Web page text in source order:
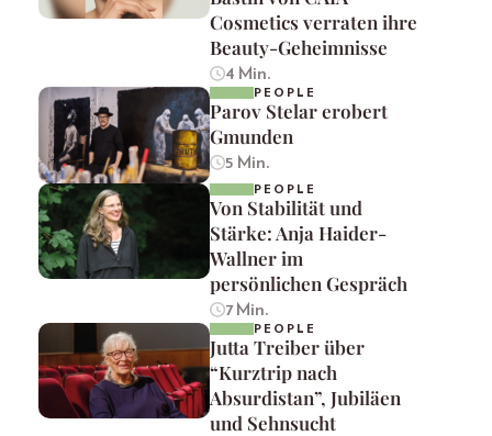
Cosmetics verraten ihre
Beauty-Geheimnisse
4 Min.
PEOPLE
Parov Stelar erobert
Gmunden
5 Min.
PEOPLE
Von Stabilität und
Stärke: Anja Haider-
Wallner im
persönlichen Gespräch
7 Min.
PEOPLE
Jutta Treiber über
“Kurztrip nach
Absurdistan”, Jubiläen
und Sehnsucht